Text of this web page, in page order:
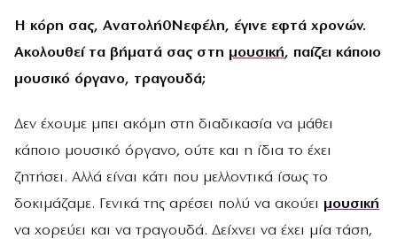
Η κόρη σας, Ανατολή0Νεφέλη, έγινε εφτά χρονών.
Ακολουθεί τα βήματά σας στη μουσική, παίζει κάποιο
μουσικό όργανο, τραγουδά;
Δεν έχουμε μπει ακόμη στη διαδικασία να μάθει
κάποιο μουσικό όργανο, ούτε και η ίδια το έχει
ζητήσει. Αλλά είναι κάτι που μελλοντικά ίσως το
δοκιμάζαμε. Γενικά της αρέσει πολύ να ακούει μουσική
να χορεύει και να τραγουδά. Δείχνει να έχει μία τάση,